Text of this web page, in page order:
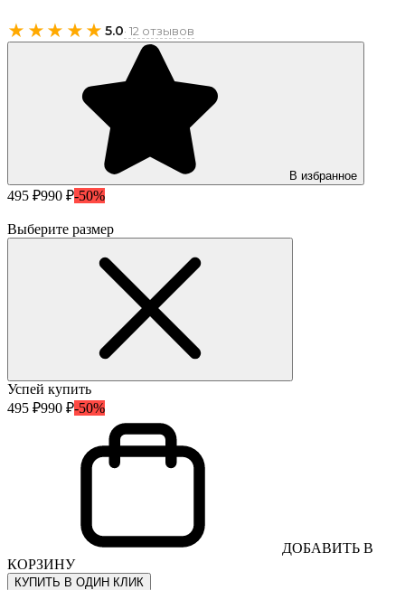
★★★★★ 5.0· 12 отзывов
В избранное
495 ₽990 ₽-50%
Выберите размер
Успей купить
495 ₽990 ₽-50%
ДОБАВИТЬ В
КОРЗИНУ
КУПИТЬ В ОДИН КЛИК